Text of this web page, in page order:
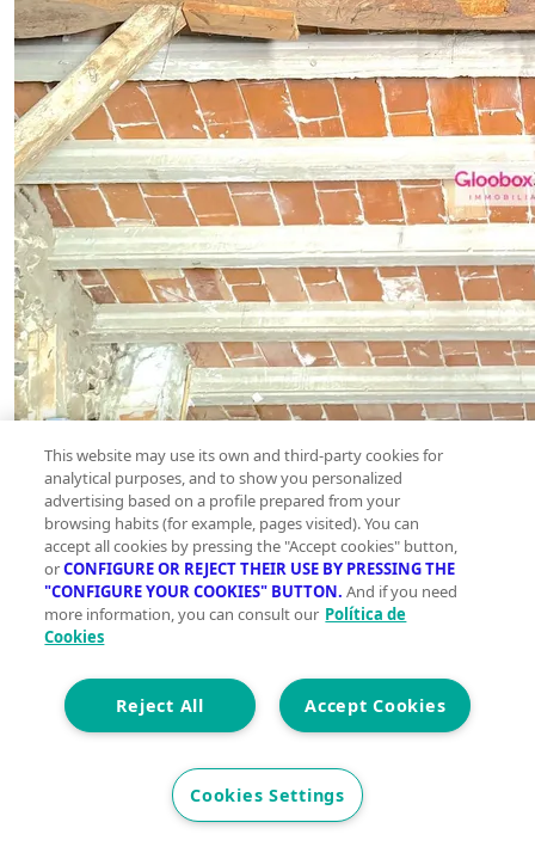
This website may use its own and third-party cookies for
analytical purposes, and to show you personalized
advertising based on a profile prepared from your
browsing habits (for example, pages visited). You can
accept all cookies by pressing the "Accept cookies" button,
orCONFIGURE OR REJECT THEIR USE BY PRESSING THE
"CONFIGURE YOUR COOKIES" BUTTON. And if you need
more information, you can consult our Política de
Cookies
Accept Cookies
Reject All
Cookies Settings